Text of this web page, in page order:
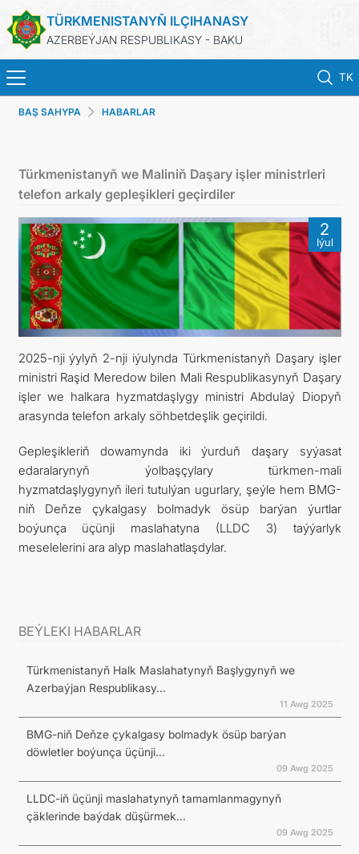
TÜRKMENISTANYŇ ILÇIHANASY
AZERBEÝJAN RESPUBLIKASY - BAKU
TK
BAŞ SAHYPA
TÜRKMENISTAN
KONSULLYK HYZMATLARY
DIM
ARAGATNAŞYK
BAŞ SAHYPA HABARLAR
Türkmenistanyň we Maliniň Daşary işler ministrleri
telefon arkaly gepleşikleri geçirdiler
2
Iýul
2025-nji ýylyň 2-nji iýulynda Türkmenistanyň Daşary işler
ministri Raşid Meredow bilen Mali Respublikasynyň Daşary
işler we halkara hyzmatdaşlygy ministri Abdulaý Diopyň
arasynda telefon arkaly söhbetdeşlik geçirildi.
Gepleşikleriň dowamynda iki ýurduň daşary syýasat
edaralarynyň ýolbaşçylary türkmen-mali
hyzmatdaşlygynyň ileri tutulýan ugurlary, şeýle hem BMG-
niň Deňze çykalgasy bolmadyk ösüp barýan ýurtlar
boýunça üçünji maslahatyna (LLDC 3) taýýarlyk
meselelerini ara alyp maslahatlaşdylar.
BEÝLEKI HABARLAR
Türkmenistanyň Halk Maslahatynyň Başlygynyň we
Azerbaýjan Respublikasy...
11 Awg 2025
BMG-niň Deňze çykalgasy bolmadyk ösüp barýan
döwletler boýunça üçünji...
09 Awg 2025
LLDC-iň üçünji maslahatynyň tamamlanmagynyň
çäklerinde baýdak düşürmek...
09 Awg 2025